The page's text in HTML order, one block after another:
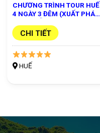
CHƯƠNG TRÌNH TOUR HUẾ
4 NGÀY 3 ĐÊM (XUẤT PHÁT
CHI TIẾT
HUẾ